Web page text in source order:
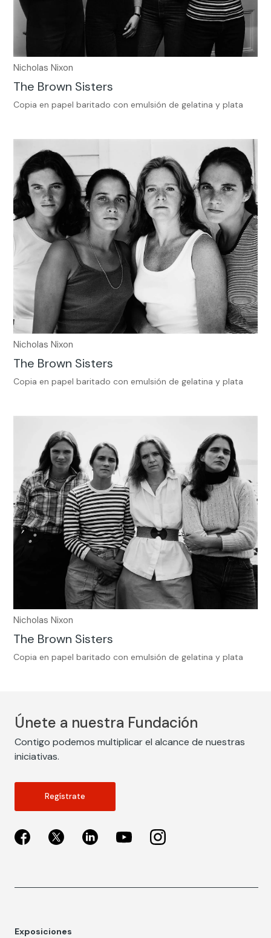
Nicholas Nixon
The Brown Sisters
Copia en papel baritado con emulsión de gelatina y plata
Nicholas Nixon
The Brown Sisters
Copia en papel baritado con emulsión de gelatina y plata
Nicholas Nixon
The Brown Sisters
Copia en papel baritado con emulsión de gelatina y plata
Únete a nuestra Fundación
Contigo podemos multiplicar el alcance de nuestras
iniciativas.
Regístrate
Exposiciones